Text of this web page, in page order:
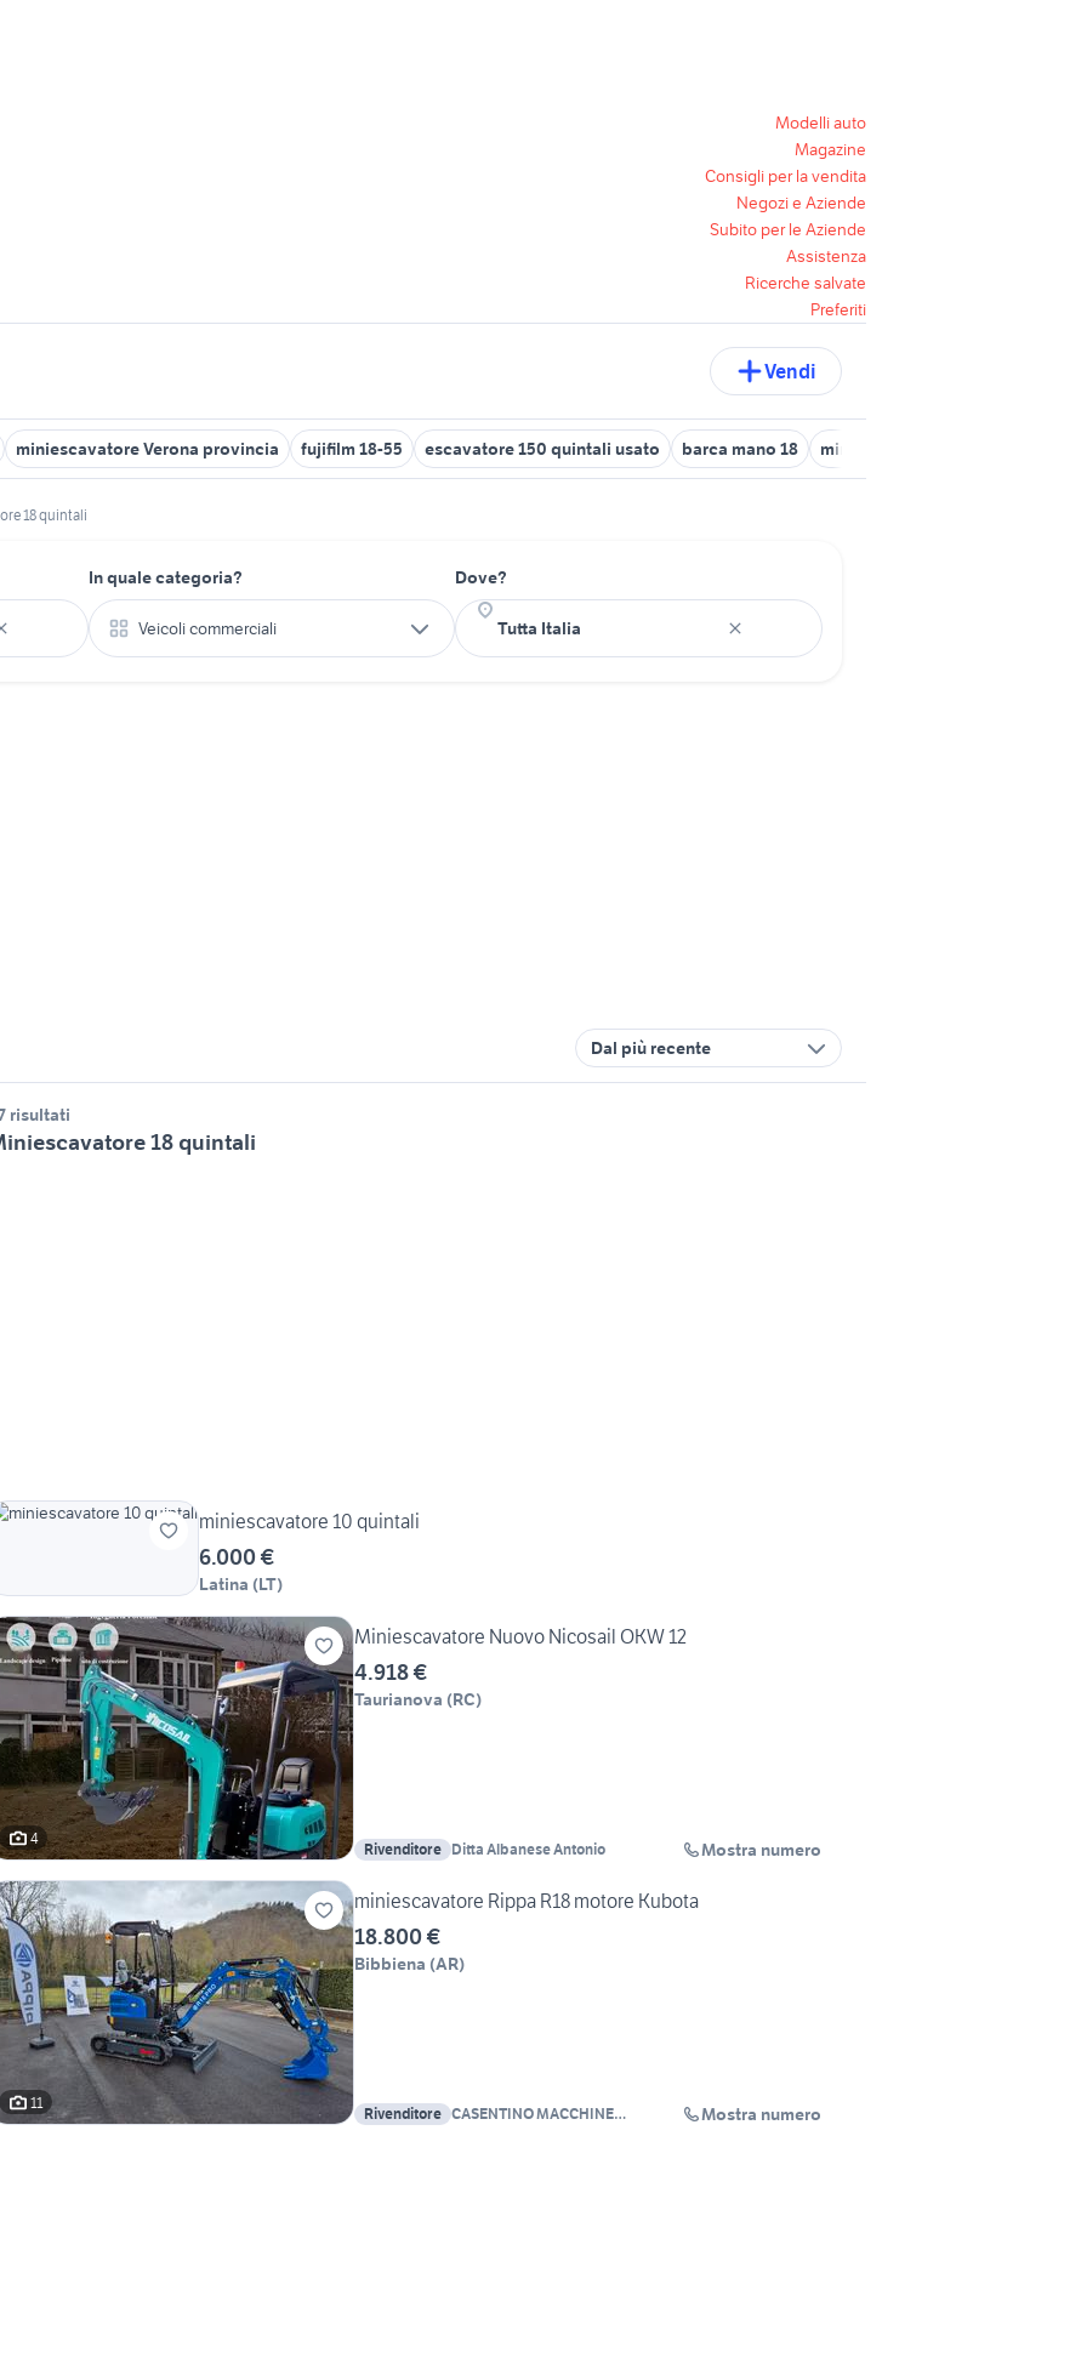
Modelli auto
Magazine
Consigli per la vendita
Negozi e Aziende
Subito per le Aziende
Assistenza
Ricerche salvate
Preferiti
Vendi
miniescavatore Verona provincia fujifilm 18-55 escavatore 150 quintali usato barca mano 18 miniescavatore Palermo
18 quintali
In quale categoria?
Veicoli commerciali
Dove?
Dal più recente
risultati
18 quintali
miniescavatore 10 quintali
6.000 €
Latina (LT)
4
Miniescavatore Nuovo Nicosail OKW 12
4.918 €
Taurianova (RC)
Rivenditore Ditta Albanese Antonio Mostra numero
11
miniescavatore Rippa R18 motore Kubota
18.800 €
Bibbiena (AR)
Rivenditore CASENTINO MACCHINE
Mostra numero